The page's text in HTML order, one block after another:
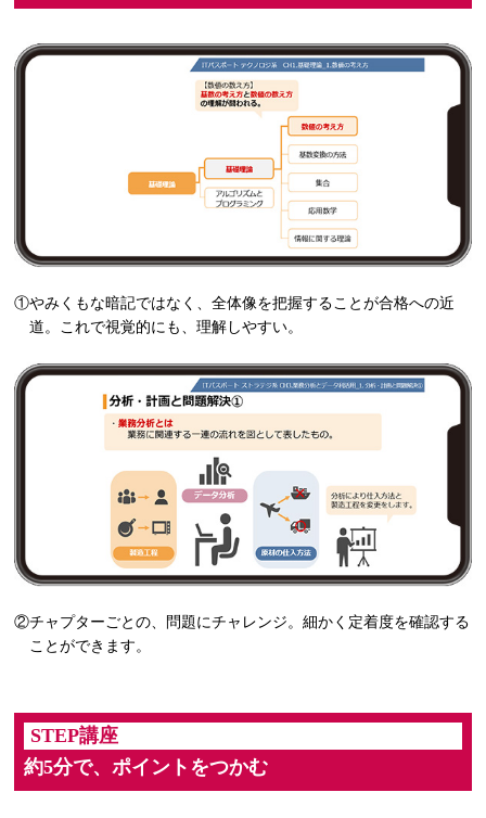
①やみくもな暗記ではなく、全体像を把握することが合格への近
道。これで視覚的にも、理解しやすい。
②チャプターごとの、問題にチャレンジ。細かく定着度を確認する
ことができます。
STEP講座
約5分で、ポイントをつかむ